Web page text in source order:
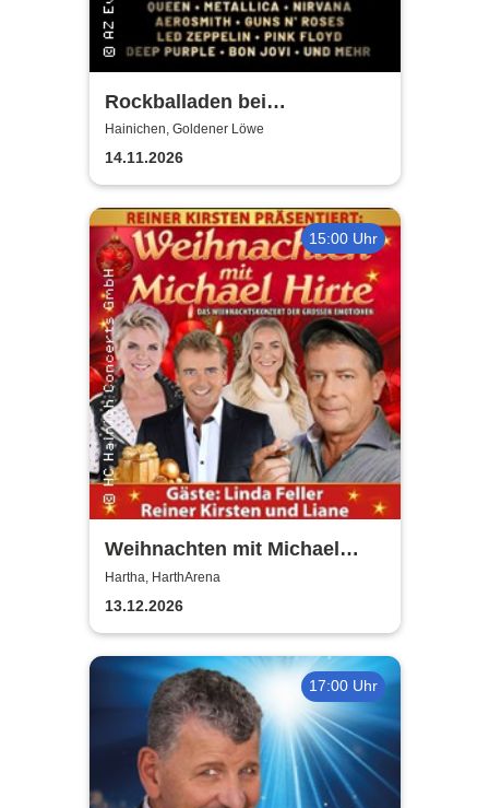
Rockballaden bei
Kerzenschein
Hainichen, Goldener Löwe
14.11.2026
15:00 Uhr
Weihnachten mit Michael
Hirte 2026
Hartha, HarthArena
13.12.2026
17:00 Uhr